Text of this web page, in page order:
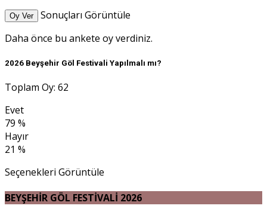
Oy Ver
Sonuçları Görüntüle
Daha önce bu ankete oy verdiniz.
2026 Beyşehir Göl Festivali Yapılmalı mı?
Toplam Oy: 62
Evet
79 %
Hayır
21 %
Seçenekleri Görüntüle
BEYŞEHİR GÖL FESTİVALİ 2026